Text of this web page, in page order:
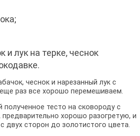
и лук на терке, чеснок
чеснок и нарезанный лук с
раз все хорошо перемешиваем.
тесто на сковороду с
хорошо разогретую, и
двух сторон до золотистого цвета.